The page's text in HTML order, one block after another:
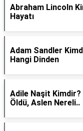
Abraham Lincoln
Hayatı
Adam Sandler
Hangi Dinden
Adile Naşit Kimdir?
Öldü, Aslen Nereli..